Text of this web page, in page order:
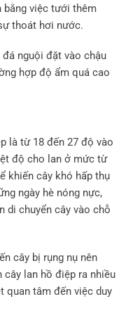
việc tưới thêm
thoát hơi nước.
nguội đặt vào chậu
hợp độ ẩm quá cao
là từ 18 đến 27 độ vào
độ cho lan ở mức từ
khiến cây khó hấp thụ
ngày hè nóng nực,
di chuyển cây vào chỗ
cây bị rụng nụ nên
cây lan hồ điệp ra nhiều
quan tâm đến việc duy